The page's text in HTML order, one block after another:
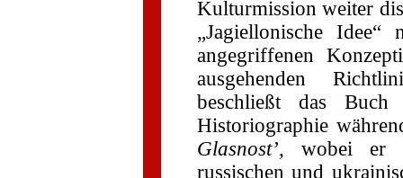
Kulturmission weiter
„Jagiellonische
angegriffenen
ausgehenden
beschließt das
Historiographie
Glasnost’, wobei er
russischen und